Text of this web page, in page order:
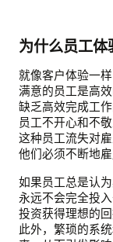
为什么员工体
就像客户体验一
满意的员工是高
缺乏高效完成工
员工不开心和不
这种员工流失对
他们必须不断地雇
如果员工总是认
永远不会完全投
投资获得理想的
此外，繁琐的系